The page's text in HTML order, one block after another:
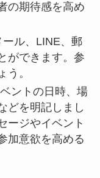
の期待感を高め
ル、LINE、郵
ができます。参
う。
ントの日時、場
どを明記しまし
ージやイベント
加意欲を高める